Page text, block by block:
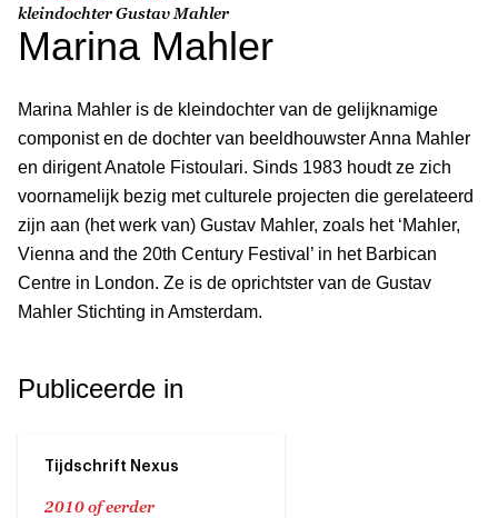
kleindochter Gustav Mahler
Marina Mahler
Marina Mahler is de kleindochter van de gelijknamige
componist en de dochter van beeldhouwster Anna Mahler
en dirigent Anatole Fistoulari. Sinds 1983 houdt ze zich
voornamelijk bezig met culturele projecten die gerelateerd
zijn aan (het werk van) Gustav Mahler, zoals het ‘Mahler,
Vienna and the 20th Century Festival’ in het Barbican
Centre in London. Ze is de oprichtster van de Gustav
Mahler Stichting in Amsterdam.
Publiceerde in
Tijdschrift Nexus
2010 of eerder